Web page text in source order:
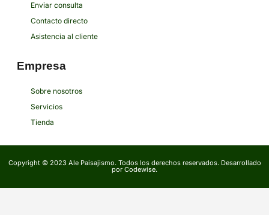
Enviar consulta
Contacto directo
Asistencia al cliente
Empresa
Sobre nosotros
Servicios
Tienda
Copyright © 2023 Ale Paisajismo. Todos los derechos reservados. Desarrollado
por Codewise.